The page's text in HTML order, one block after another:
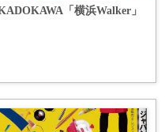
「横浜Walker」